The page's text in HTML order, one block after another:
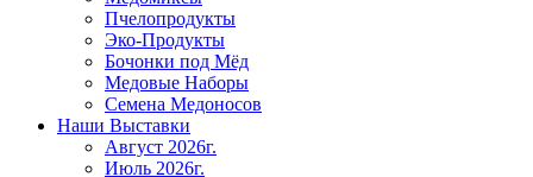
Пчелопродукты
Эко-Продукты
Бочонки под Мёд
Медовые Наборы
Семена Медоносов
Наши Выставки
Август 2026г.
Июль 2026г.